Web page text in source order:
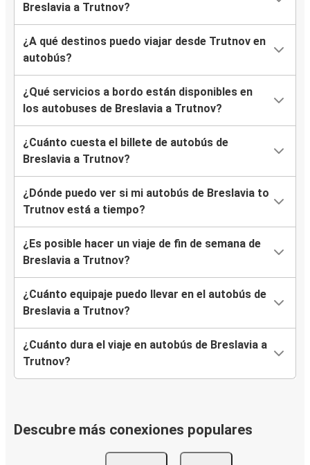
Breslavia a Trutnov?
¿A qué destinos puedo viajar desde Trutnov en
autobús?
¿Qué servicios a bordo están disponibles en
los autobuses de Breslavia a Trutnov?
¿Cuánto cuesta el billete de autobús de
Breslavia a Trutnov?
¿Dónde puedo ver si mi autobús de Breslavia to
Trutnov está a tiempo?
¿Es posible hacer un viaje de fin de semana de
Breslavia a Trutnov?
¿Cuánto equipaje puedo llevar en el autobús de
Breslavia a Trutnov?
¿Cuánto dura el viaje en autobús de Breslavia a
Trutnov?
Descubre más conexiones populares